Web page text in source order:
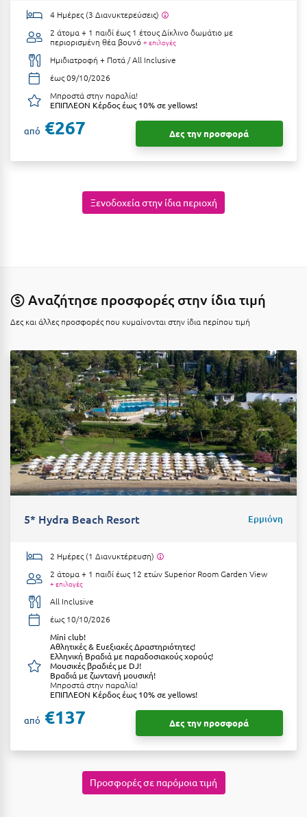
Ορεινή Ναυπακτία
Πάλαιρος
Παξοί
Παραλία Κατερίνης
Πάτρα
Πειραιάς
Πελοπόννησος
Πήλιο
Πιερία
Πλαταμώνας
Πλύτρα Λακωνίας
Πόρος
Πρέβεζα
Πύλος
Πύργος
Ρέθυμνο
4 Ημέρες (3 Διανυκτερεύσεις)
2 άτομα + 1 παιδί έως 1 έτουςΔίκλινο δωμάτιο με
περιορισμένη θέα βουνό + επιλογές
Ημιδιατροφή + Ποτά / All Inclusive
έως 09/10/2026
Μπροστά στην παραλία!
ΕΠΙΠΛΕΟΝ Κέρδος έως 10% σε yellows!
από €267 Δες την προσφορά
Ξενοδοχεία στην ίδια περιοχή
Αναζήτησε προσφορές στην ίδια τιμή
Δες και άλλες προσφορές που κυμαίνονται στην ίδια περίπου τιμή
5* Hydra Beach Resort Ερμιόνη
2 Ημέρες (1 Διανυκτέρευση)
2 άτομα + 1 παιδί έως 12 ετώνSuperior Room Garden View
+ επιλογές
All Inclusive
έως 10/10/2026
Μini club!
Αθλητικές & Ευεξιακές Δραστηριότητες!
Ελληνική Βραδιά με παραδοσιακούς χορούς!
Μουσικές βραδιές με DJ!
Βραδιά με ζωντανή μουσική!
Μπροστά στην παραλία!
ΕΠΙΠΛΕΟΝ Κέρδος έως 10% σε yellows!
από €137 Δες την προσφορά
Προσφορές σε παρόμοια τιμή